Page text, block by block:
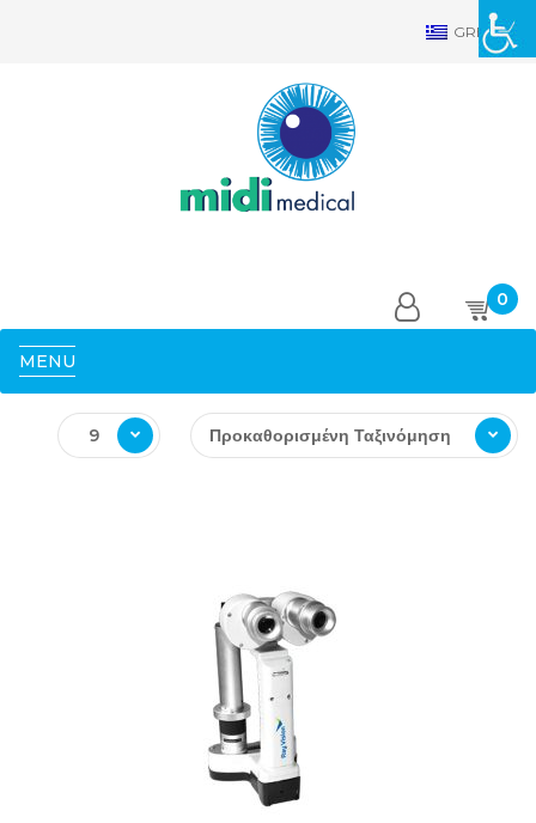
GRE
0
MENU
Προκαθορισμένη Ταξινόμηση
9